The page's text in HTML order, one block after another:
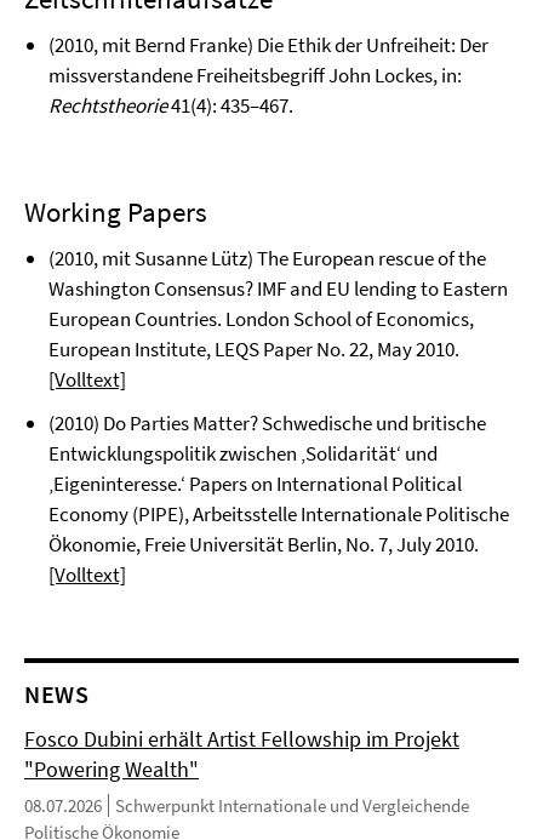
(2010, mit Bernd Franke) Die Ethik der Unfreiheit: Der
missverstandene Freiheitsbegriff John Lockes, in:
Rechtstheorie41(4): 435–467.
Working Papers
(2010, mit Susanne Lütz) The European rescue of the
Washington Consensus? IMF and EU lending to Eastern
European Countries. London School of Economics,
European Institute, LEQS Paper No. 22, May 2010.
[Volltext]
(2010) Do Parties Matter? Schwedische und britische
Entwicklungspolitik zwischen ‚Solidarität‘ und
‚Eigeninteresse.‘ Papers on International Political
Economy (PIPE), Arbeitsstelle Internationale Politische
Ökonomie, Freie Universität Berlin, No. 7, July 2010.
[Volltext]
NEWS
Fosco Dubini erhält Artist Fellowship im Projekt
"Powering Wealth"
08.07.2026
Schwerpunkt Internationale und Vergleichende
Politische Ökonomie